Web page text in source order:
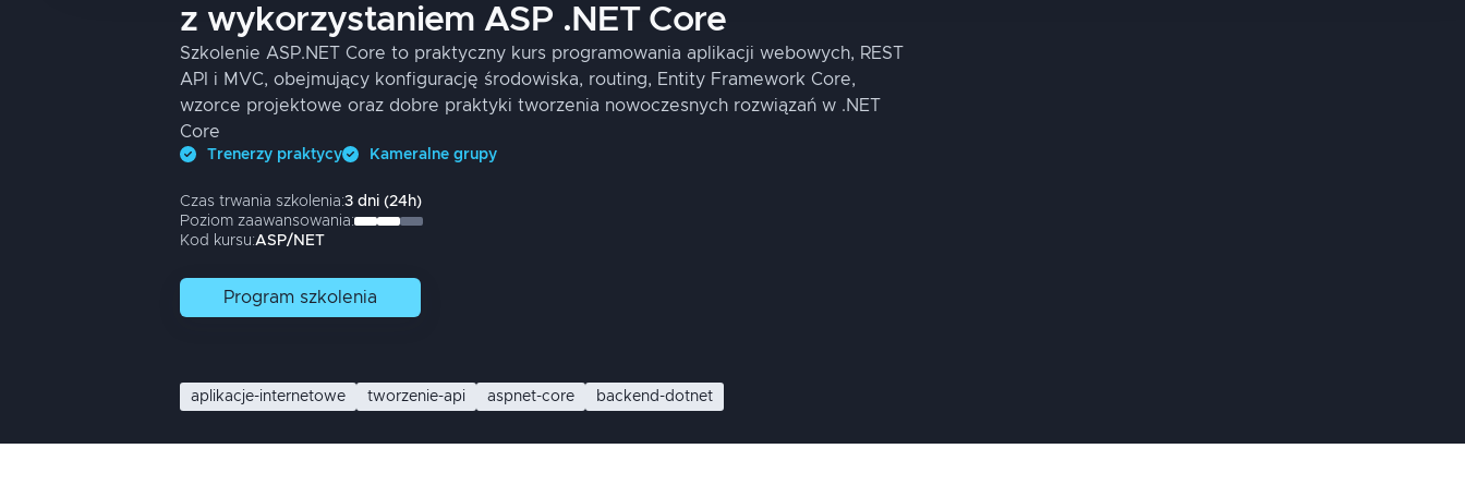
z wykorzystaniem ASP .NET Core
Szkolenie ASP.NET Core to praktyczny kurs programowania aplikacji webowych, REST
API i MVC, obejmujący konfigurację środowiska, routing, Entity Framework Core,
wzorce projektowe oraz dobre praktyki tworzenia nowoczesnych rozwiązań w .NET
Core
Trenerzy praktycy Kameralne grupy
Czas trwania szkolenia:3 dni (24h)
Poziom zaawansowania:
Kod kursu:ASP/NET
Program szkolenia
aplikacje-internetowe tworzenie-api aspnet-core backend-dotnet